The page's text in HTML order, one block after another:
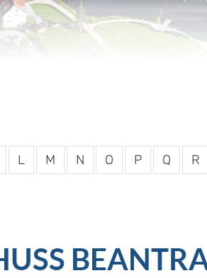
L M N O P Q R